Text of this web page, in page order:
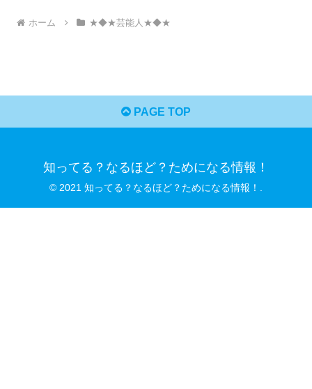
ホーム ★◆★芸能人★◆★
PAGE TOP
知ってる？なるほど？ためになる情報！
© 2021 知ってる？なるほど？ためになる情報！.